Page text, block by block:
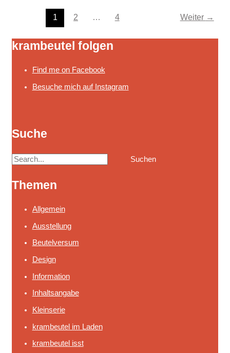
1 2 … 4 Weiter →
krambeutel folgen
Find me on Facebook
Besuche mich auf Instagram
Suche
S
c
Themen
Allgemein
Ausstellung
Beutelversum
Design
Information
Inhaltsangabe
Kleinserie
krambeutel im Laden
krambeutel isst